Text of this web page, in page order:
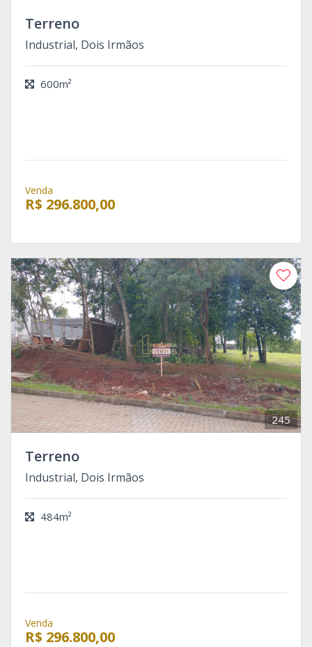
Terreno
Industrial, Dois Irmãos
600m²
Venda
R$ 296.800,00
245
Terreno
Industrial, Dois Irmãos
484m²
Venda
R$ 296.800,00